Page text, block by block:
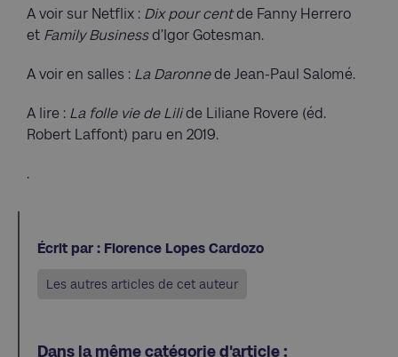
A voir sur Netflix : Dix pour centde Fanny Herrero
et Family Businessd’Igor Gotesman.
A voir en salles : La Daronnede Jean-Paul Salomé.
A lire : La folle vie de Lilide Liliane Rovere (éd.
Robert Laffont) paru en 2019.
.
Écrit par : Florence Lopes Cardozo
Les autres articles de cet auteur
Dans la même catégorie d'article :